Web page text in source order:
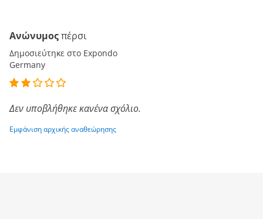
Ανώνυμοςπέρσι
Δημοσιεύτηκε στο Expondo
Germany
Δεν υποβλήθηκε κανένα σχόλιο.
Εμφάνιση αρχικής αναθεώρησης